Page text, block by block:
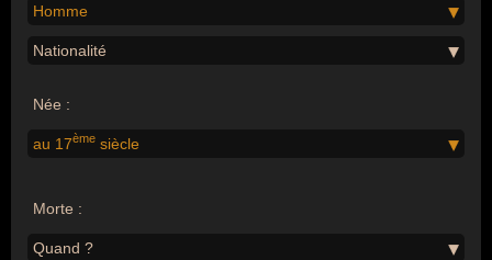
Homme
Nationalité
Née :
au 17ème siècle
Morte :
Quand ?